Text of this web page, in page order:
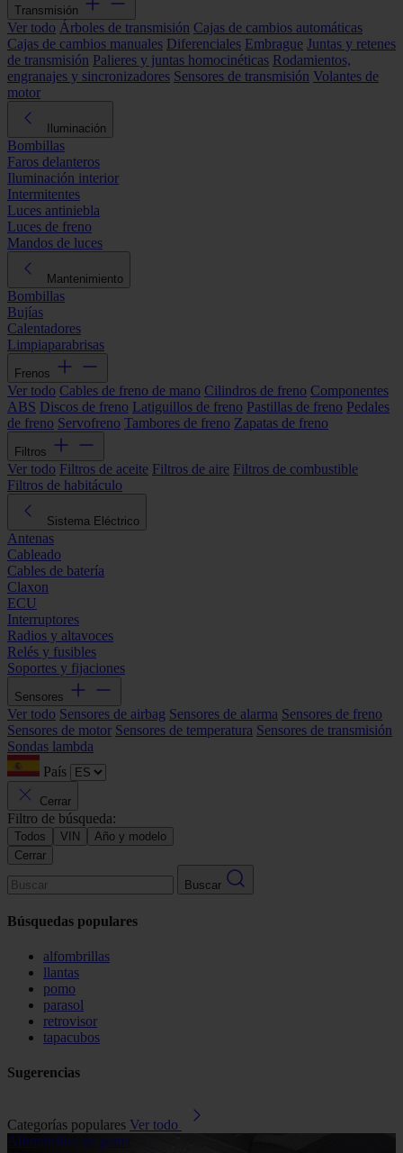
Transmisión
Ver todo Árboles de transmisión Cajas de cambios automáticas
Cajas de cambios manuales Diferenciales Embrague Juntas y retenes
de transmisión Palieres y juntas homocinéticas Rodamientos,
engranajes y sincronizadores Sensores de transmisión Volantes de
motor
Iluminación
Bombillas
Faros delanteros
Iluminación interior
Intermitentes
Luces antiniebla
Luces de freno
Mandos de luces
Mantenimiento
Bombillas
Bujías
Calentadores
Limpiaparabrisas
Frenos
Ver todo Cables de freno de mano Cilindros de freno Componentes
ABS Discos de freno Latiguillos de freno Pastillas de freno Pedales
de freno Servofreno Tambores de freno Zapatas de freno
Filtros
Ver todo Filtros de aceite Filtros de aire Filtros de combustible
Filtros de habitáculo
Sistema Eléctrico
Antenas
Cableado
Cables de batería
Claxon
ECU
Interruptores
Radios y altavoces
Relés y fusibles
Soportes y fijaciones
Sensores
Ver todo Sensores de airbag Sensores de alarma Sensores de freno
Sensores de motor Sensores de temperatura Sensores de transmisión
Sondas lambda
País
Cerrar
Filtro de búsqueda:
Todos VIN
Año y modelo
Cerrar
Buscar
Búsquedas populares
alfombrillas
llantas
pomo
parasol
retrovisor
tapacubos
Sugerencias
Categorías populares Ver todo
Alfombrillas de goma